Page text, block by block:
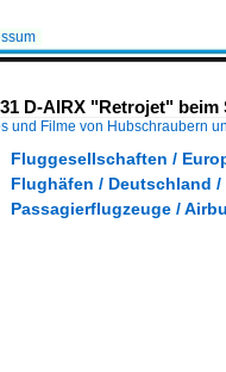
D-AIRX "Retrojet"
und Filme von Hubschraubern
Fluggesellschaften /
Flughäfen / Deutschland
Passagierflugzeuge /